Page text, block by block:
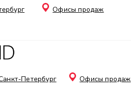
Офисы продаж
Петербург Офисы продаж